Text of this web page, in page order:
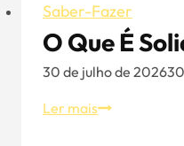
utilização
Saber-Fazer
O Que É
30 de julho de 2026
Ler maisO